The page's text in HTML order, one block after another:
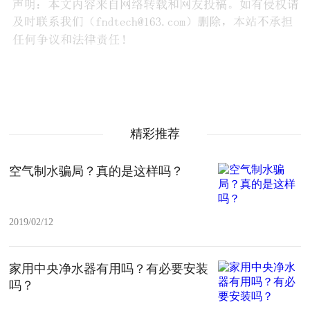
精彩推荐
空气制水骗局？真的是这样吗？
2019/02/12
家用中央净水器有用吗？有必要安装
吗？